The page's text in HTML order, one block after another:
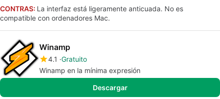
CONTRAS: La interfaz está ligeramente anticuada. No es
compatible con ordenadores Mac.
Winamp
4.1 Gratuito
Winamp en la mínima expresión
Descargar